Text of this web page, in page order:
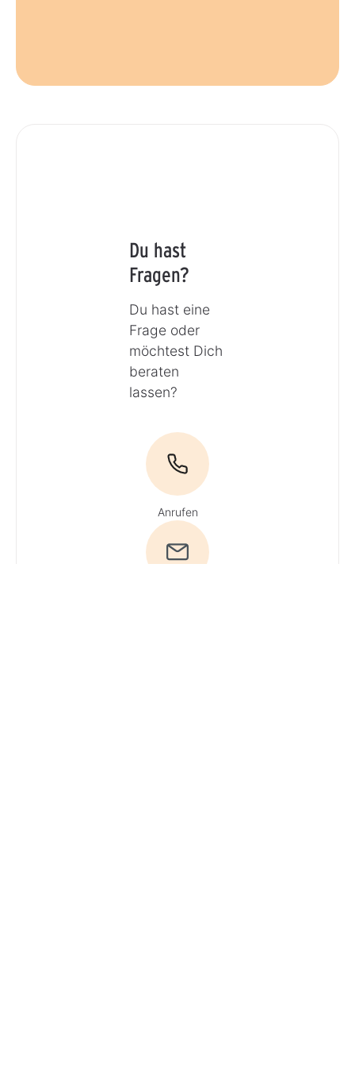
Du hast
Fragen?
Du hast eine
Frage oder
möchtest Dich
beraten
lassen?
Anrufen